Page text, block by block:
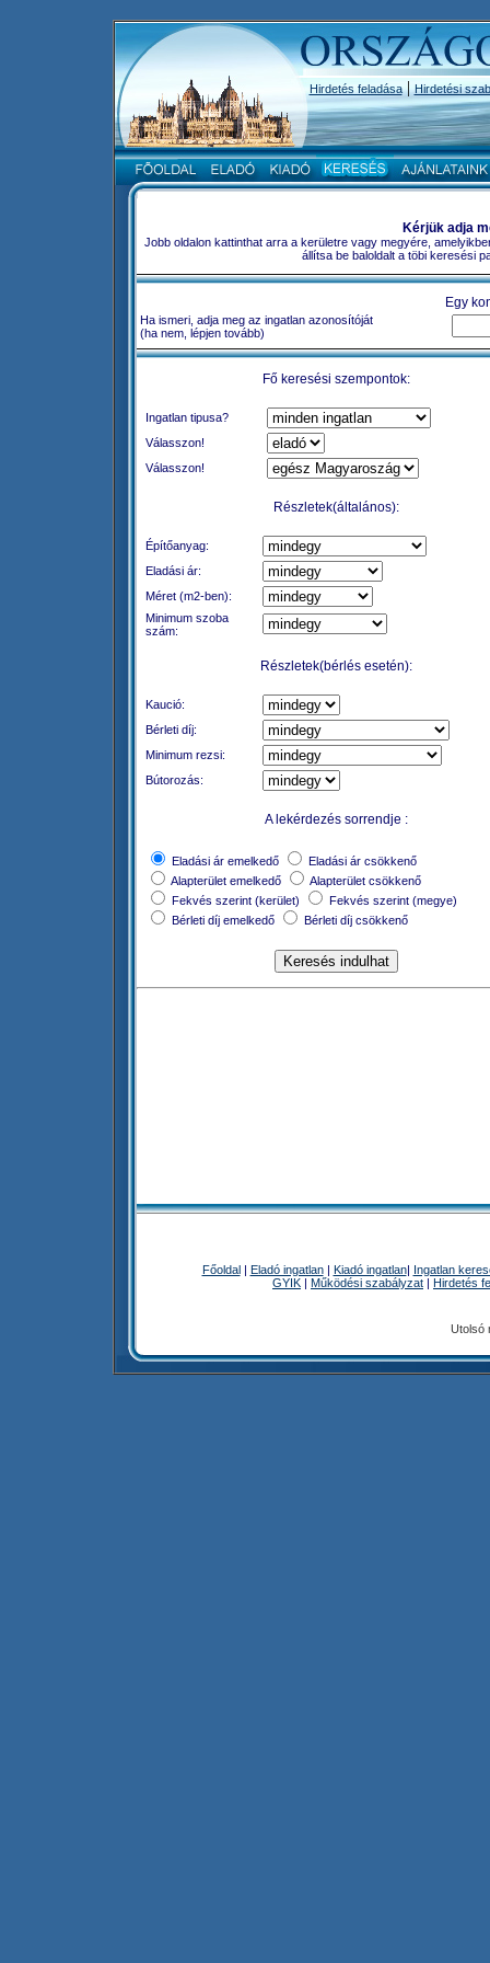
Hirdetés feladása|Hirdetési
Kérjük adja
Jobb oldalon kattinthat arra a kerületre vagy megyére,
állítsa be baloldalt a töbi keresési
Egy
Ha ismeri, adja meg az ingatlan azonosítóját
(ha nem, lépjen tovább)
Fő keresési szempontok:
Ingatlan tipusa?
Válasszon!
Válasszon!
Részletek(általános):
Építőanyag:
Eladási ár:
Méret (m2-ben):
Minimum szoba
szám:
Részletek(bérlés esetén):
Kaució:
Bérleti díj:
Minimum rezsi:
Bútorozás:
A lekérdezés sorrendje :
Eladási ár emelkedő
Eladási ár csökkenő
Alapterület emelkedő
Alapterület csökkenő
Fekvés szerint (kerület)
Fekvés szerint (megye)
Bérleti díj emelkedő
Bérleti díj csökkenő
Főoldal| Eladó ingatlan| Kiadó ingatlan| Ingatlan
GYIK | Működési szabályzat | Hirdetés
Utolsó